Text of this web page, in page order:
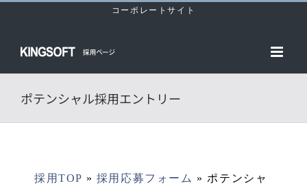
Skip
コーポレートサイト
ポテンシャル採用エントリー
採用TOP » 採用応募フォーム » ポテンシャ